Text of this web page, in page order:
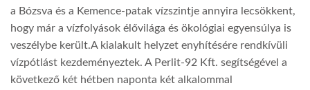
a Bózsva és a Kemence-patak vízszintje annyira lecsökkent,
hogy már a vízfolyások élővilága és ökológiai egyensúlya is
veszélybe került.A kialakult helyzet enyhítésére rendkívüli
vízpótlást kezdeményeztek. A Perlit-92 Kft. segítségével a
következő két hétben naponta két alkalommal